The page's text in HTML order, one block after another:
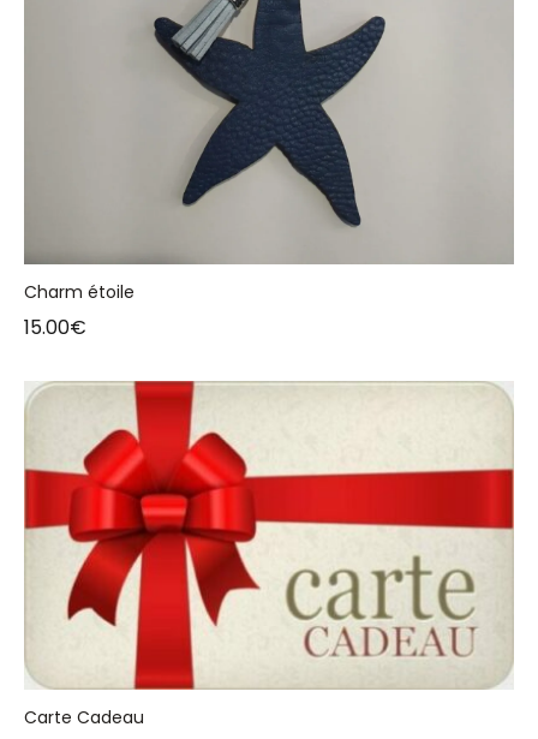
Charm étoile
15.00€
Carte Cadeau